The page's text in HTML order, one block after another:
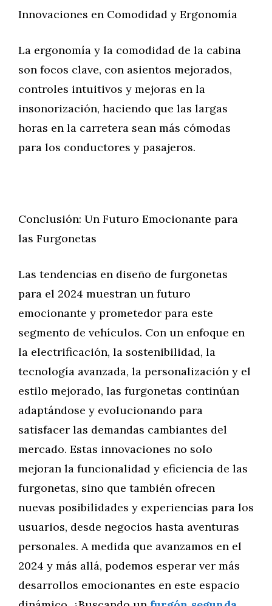
Innovaciones en Comodidad y Ergonomía
La ergonomía y la comodidad de la cabina
son focos clave, con asientos mejorados,
controles intuitivos y mejoras en la
insonorización, haciendo que las largas
horas en la carretera sean más cómodas
para los conductores y pasajeros.
Conclusión: Un Futuro Emocionante para
las Furgonetas
Las tendencias en diseño de furgonetas
para el 2024 muestran un futuro
emocionante y prometedor para este
segmento de vehículos. Con un enfoque en
la electrificación, la sostenibilidad, la
tecnología avanzada, la personalización y el
estilo mejorado, las furgonetas continúan
adaptándose y evolucionando para
satisfacer las demandas cambiantes del
mercado. Estas innovaciones no solo
mejoran la funcionalidad y eficiencia de las
furgonetas, sino que también ofrecen
nuevas posibilidades y experiencias para los
usuarios, desde negocios hasta aventuras
personales. A medida que avanzamos en el
2024 y más allá, podemos esperar ver más
desarrollos emocionantes en este espacio